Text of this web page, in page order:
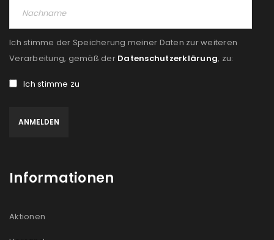
Ich stimme der Speicherung meiner Daten zur weiteren
Verarbeitung, gemäß der Datenschutzerklärung, zu:
Ich stimme zu
Informationen
Aktionen